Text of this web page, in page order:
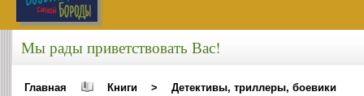
Мы рады приветствовать Вас!
Главная Книги >
Детективы, триллеры, боевики